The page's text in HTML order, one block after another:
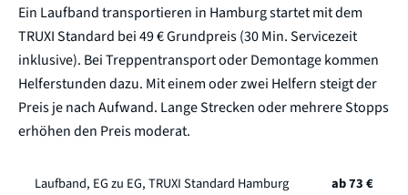
Ein Laufband transportieren in Hamburg startet mit dem
TRUXI Standard bei 49 € Grundpreis (30 Min. Servicezeit
inklusive). Bei Treppentransport oder Demontage kommen
Helferstunden dazu. Mit einem oder zwei Helfern steigt der
Preis je nach Aufwand. Lange Strecken oder mehrere Stopps
erhöhen den Preis moderat.
Laufband, EG zu EG, TRUXI Standard Hamburg ab 73 €